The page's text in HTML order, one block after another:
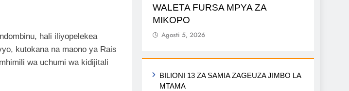
hali iliyopelekea
kutokana na maono ya Rais
wa uchumi wa kidijitali
WALETA FURSA MPYA ZA
MIKOPO
Agosti 5, 2026
BILIONI 13 ZA SAMIA ZAGEUZA JIMBO LA
MTAMA